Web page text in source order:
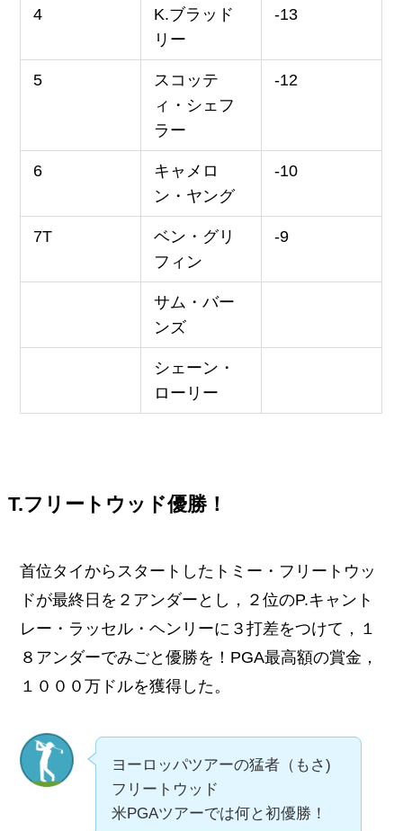
4
K.ブラッド
リー
-13
5
スコッテ
ィ・シェフ
ラー
-12
6
キャメロ
ン・ヤング
-10
7T
ベン・グリ
フィン
-9
サム・バー
ンズ
シェーン・
ローリー
T.フリートウッド優勝！
首位タイからスタートしたトミー・フリートウッ
ドが最終日を２アンダーとし，２位のP.キャント
レー・ラッセル・ヘンリーに３打差をつけて，１
８アンダーでみごと優勝を！PGA最高額の賞金，
１０００万ドルを獲得した。
ヨーロッパツアーの猛者（もさ)
フリートウッド
米PGAツアーでは何と初優勝！